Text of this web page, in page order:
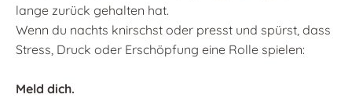
lange zurück gehalten hat.
Wenn du nachts knirschst oder presst und spürst, dass
Stress, Druck oder Erschöpfung eine Rolle spielen:
Meld dich.